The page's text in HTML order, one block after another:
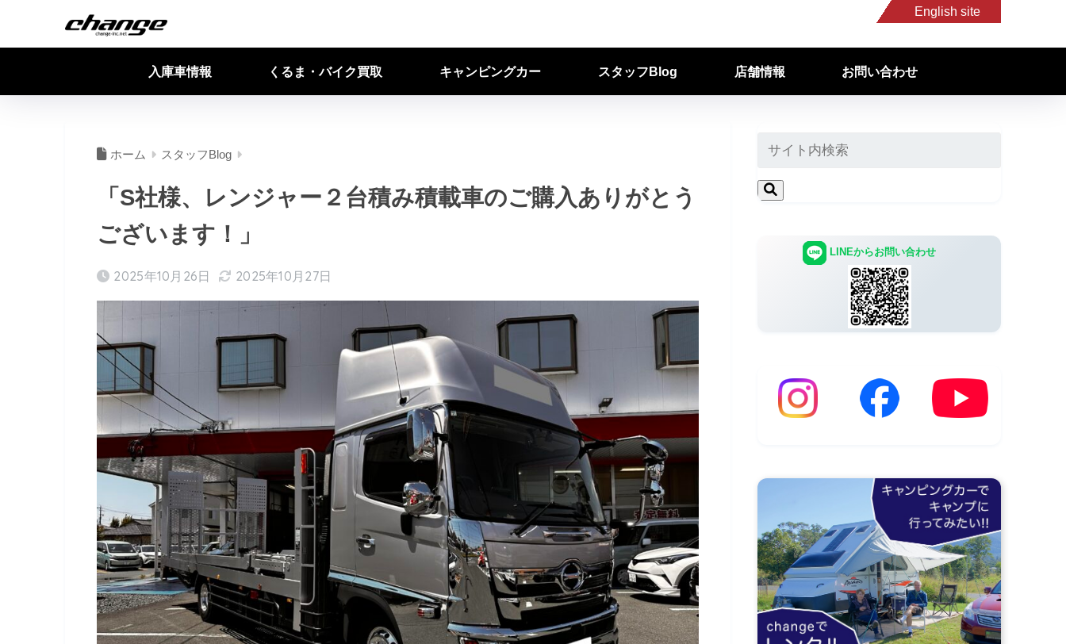
English site
入庫車情報 くるま・バイク買取 キャンピングカー スタッフBlog 店舗情報 お問い合わせ
ホーム スタッフBlog
「S社様、レンジャー２台積み積載車のご購入ありがとう
ございます！」
2025年10月26日 2025年10月27日
LINEからお問い合わせ